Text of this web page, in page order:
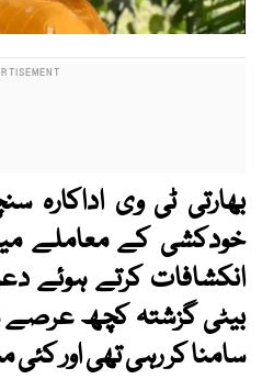
بھارتی ٹی وی اداکارہ
خودکشی کے معاملے
انکشافات کرتے ہوئے
بیٹی گزشتہ کچھ عرصے
سامنا کر رہی تھی اور